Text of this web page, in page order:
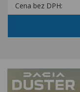
Cena bez DPH: